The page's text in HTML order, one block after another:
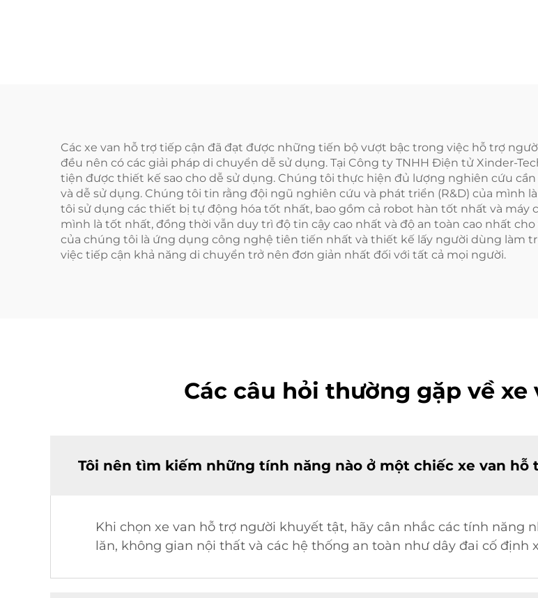
Các xe van hỗ trợ tiếp cận đã đạt được những tiến bộ vượt bậc trong việc hỗ trợ
đều nên có các giải pháp di chuyển dễ sử dụng. Tại Công ty TNHH Điện tử Xinder-
tiện được thiết kế sao cho dễ sử dụng. Chúng tôi thực hiện đủ lượng nghiên cứu
và dễ sử dụng. Chúng tôi tin rằng đội ngũ nghiên cứu và phát triển (R&D) của mình
tôi sử dụng các thiết bị tự động hóa tốt nhất, bao gồm cả robot hàn tốt nhất và
mình là tốt nhất, đồng thời vẫn duy trì độ tin cậy cao nhất và độ an toàn cao nhất
của chúng tôi là ứng dụng công nghệ tiên tiến nhất và thiết kế lấy người dùng làm
việc tiếp cận khả năng di chuyển trở nên đơn giản nhất đối với tất cả mọi người.
Các câu hỏi thường gặp về
Tôi nên tìm kiếm những tính năng nào ở một chiếc xe van hỗ
Khi chọn xe van hỗ trợ người khuyết tật, hãy cân nhắc các tính năng
lăn, không gian nội thất và các hệ thống an toàn như dây đai cố định